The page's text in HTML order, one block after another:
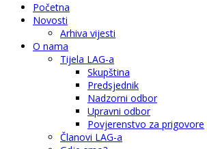
Početna
Novosti
Arhiva vijesti
O nama
Tijela LAG-a
Skupština
Predsjednik
Nadzorni odbor
Upravni odbor
Povjerenstvo za prigovore
Članovi LAG-a